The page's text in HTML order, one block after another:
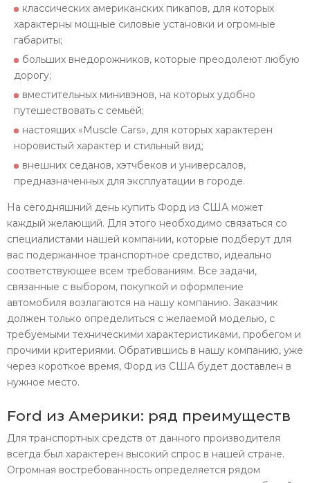
классических американских пикапов, для которых
характерны мощные силовые установки и огромные
габариты;
больших внедорожников, которые преодолеют любую
дорогу;
вместительных минивэнов, на которых удобно
путешествовать с семьёй;
настоящих «Muscle Cars», для которых характерен
норовистый характер и стильный вид;
внешних седанов, хэтчбеков и универсалов,
предназначенных для эксплуатации в городе.
На сегодняшний день купить Форд из США может
каждый желающий. Для этого необходимо связаться со
специалистами нашей компании, которые подберут для
вас подержанное транспортное средство, идеально
соответствующее всем требованиям. Все задачи,
связанные с выбором, покупкой и оформление
автомобиля возлагаются на нашу компанию. Заказчик
должен только определиться с желаемой моделью, с
требуемыми техническими характеристиками, пробегом и
прочими критериями. Обратившись в нашу компанию, уже
через короткое время, Форд из США будет доставлен в
нужное место.
Ford из Америки: ряд преимуществ
Для транспортных средств от данного производителя
всегда был характерен высокий спрос в нашей стране.
Огромная востребованность определяется рядом